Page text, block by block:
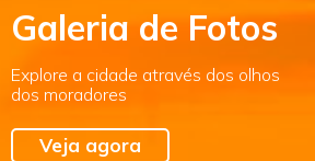
Galeria de Fotos
Explore a cidade através dos olhos
dos moradores
Veja agora